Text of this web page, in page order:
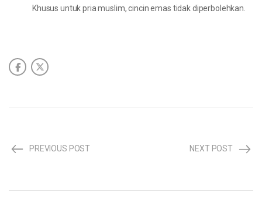
Khusus untuk pria muslim, cincin emas tidak diperbolehkan.
PREVIOUS POST NEXT POST